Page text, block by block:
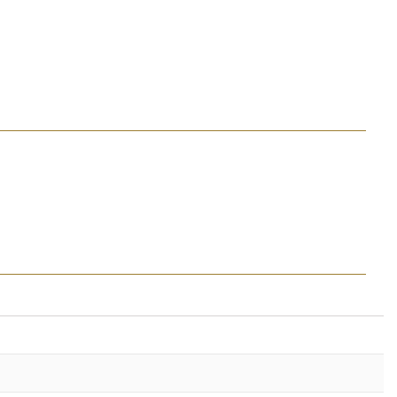
un top
et un
cargo et